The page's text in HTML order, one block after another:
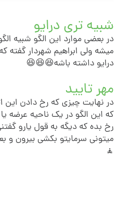
تری درایو
بعضی موارد این الگو شبیه
ولی ابراهیم شهردار گفته که
داشته باشه😆😆😆
تایید
نهایت چیزی که رخ دادن این
این الگو در یک ناحیه عرضه یا
بده که دیگه به قول یارو
سرمایتو بکشی بیرون و